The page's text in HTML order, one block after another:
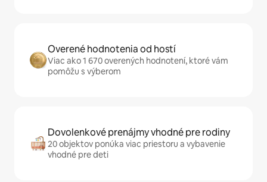
Overené hodnotenia od hostí
Viac ako 1 670 overených hodnotení, ktoré vám
pomôžu s výberom
Dovolenkové prenájmy vhodné pre rodiny
20 objektov ponúka viac priestoru a vybavenie
vhodné pre deti